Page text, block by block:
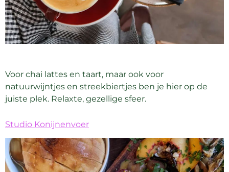
Voor chai lattes en taart, maar ook voor
natuurwijntjes en streekbiertjes ben je hier op de
juiste plek. Relaxte, gezellige sfeer.
Studio Konijnenvoer